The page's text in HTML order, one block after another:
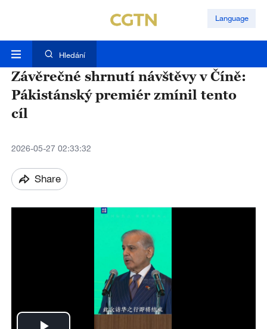
Language
Hledání
Závěrečné shrnutí návštěvy v Číně:
Pákistánský premiér zmínil tento
cíl
2026-05-27 02:33:32
Share